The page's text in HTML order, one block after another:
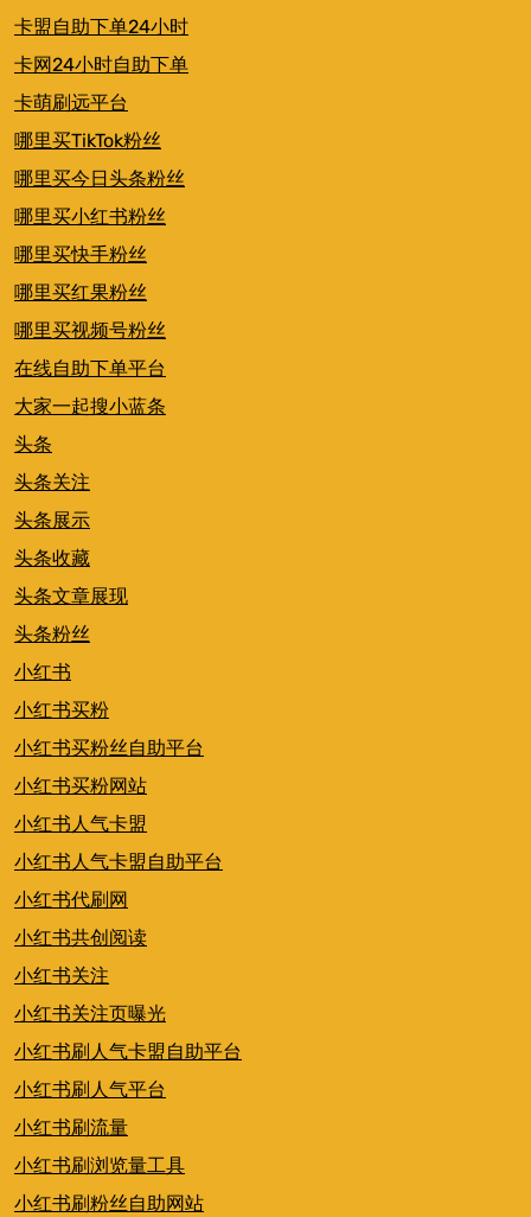
卡盟自助下单24小时
卡网24小时自助下单
卡萌刷远平台
哪里买TikTok粉丝
哪里买今日头条粉丝
哪里买小红书粉丝
哪里买快手粉丝
哪里买红果粉丝
哪里买视频号粉丝
在线自助下单平台
大家一起搜小蓝条
头条
头条关注
头条展示
头条收藏
头条文章展现
头条粉丝
小红书
小红书买粉
小红书买粉丝自助平台
小红书买粉网站
小红书人气卡盟
小红书人气卡盟自助平台
小红书代刷网
小红书共创阅读
小红书关注
小红书关注页曝光
小红书刷人气卡盟自助平台
小红书刷人气平台
小红书刷流量
小红书刷浏览量工具
小红书刷粉丝自助网站